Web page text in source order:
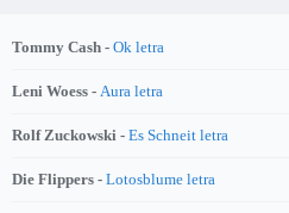
Tommy Cash - Ok letra
Leni Woess - Aura letra
Rolf Zuckowski - Es Schneit letra
Die Flippers - Lotosblume letra